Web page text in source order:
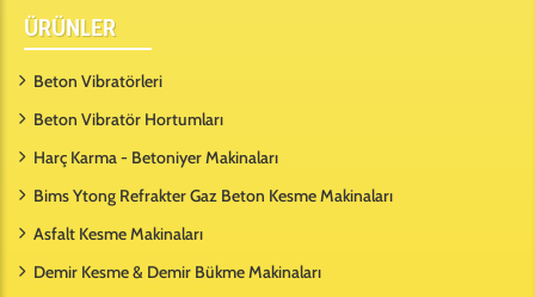
ÜRÜNLER
Beton Vibratörleri
Beton Vibratör Hortumları
Harç Karma - Betoniyer Makinaları
Bims Ytong Refrakter Gaz Beton Kesme Makinaları
Asfalt Kesme Makinaları
Demir Kesme & Demir Bükme Makinaları